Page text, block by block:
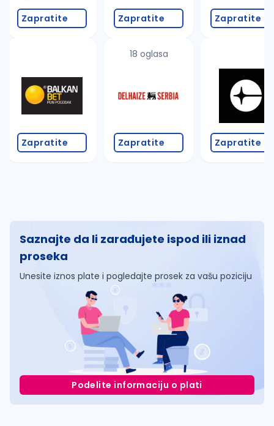
promenite odabrane filtere pretrage
Zapratite
Zapratite
Zapratite
18 oglasa
Zapratite
Zapratite
Zapratite
Saznajte da li zarađujete ispod ili iznad
proseka
Unesite iznos plate i pogledajte prosek za vašu poziciju
Podelite informaciju o plati